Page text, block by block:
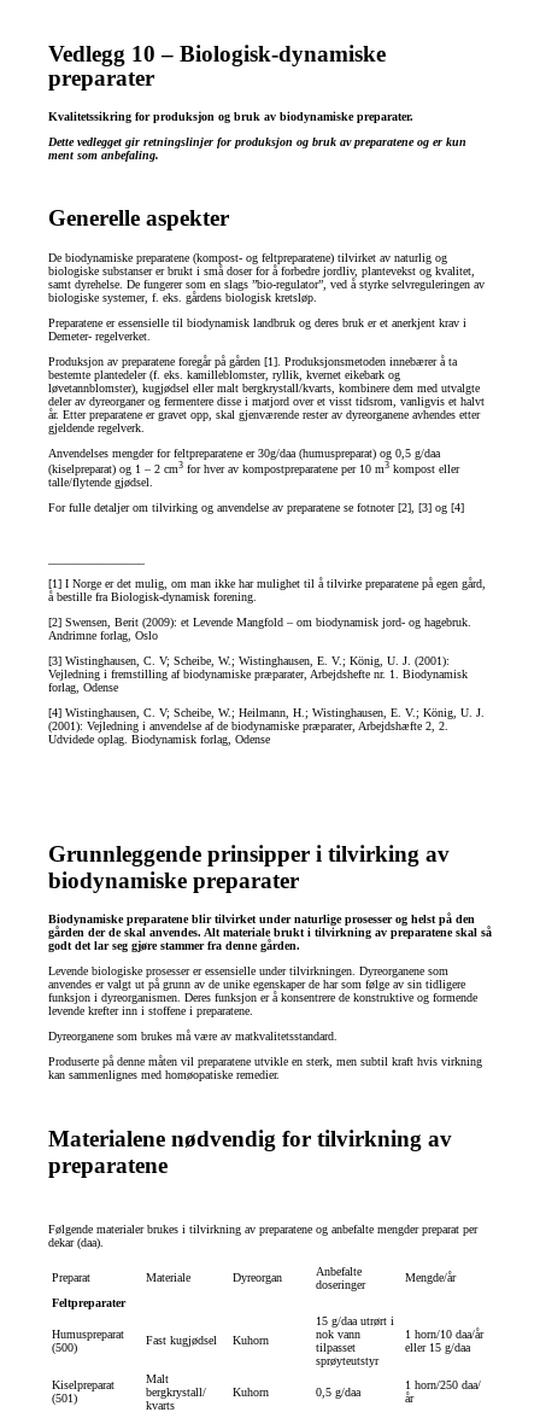
Vedlegg 10 – Biologisk-dynamiske
preparater
Kvalitetssikring for produksjon og bruk av biodynamiske preparater.
Dette vedlegget gir retningslinjer for produksjon og bruk av preparatene og er kun
ment som anbefaling.
Generelle aspekter
De biodynamiske preparatene (kompost- og feltpreparatene) tilvirket av naturlig og
biologiske substanser er brukt i små doser for å forbedre jordliv, plantevekst og kvalitet,
samt dyrehelse. De fungerer som en slags ”bio-regulator”, ved å styrke selvreguleringen av
biologiske systemer, f. eks. gårdens biologisk kretsløp.
Preparatene er essensielle til biodynamisk landbruk og deres bruk er et anerkjent krav i
Demeter- regelverket.
Produksjon av preparatene foregår på gården [1]. Produksjonsmetoden innebærer å ta
bestemte plantedeler (f. eks. kamilleblomster, ryllik, kvernet eikebark og
løvetannblomster), kugjødsel eller malt bergkrystall/kvarts, kombinere dem med utvalgte
deler av dyreorganer og fermentere disse i matjord over et visst tidsrom, vanligvis et halvt
år. Etter preparatene er gravet opp, skal gjenværende rester av dyreorganene avhendes etter
gjeldende regelverk.
Anvendelses mengder for feltpreparatene er 30g/daa (humuspreparat) og 0,5 g/daa
(kiselpreparat) og 1 – 2 cm3 for hver av kompostpreparatene per 10 m3 kompost eller
talle/flytende gjødsel.
For fulle detaljer om tilvirking og anvendelse av preparatene se fotnoter [2], [3] og [4]
[1] I Norge er det mulig, om man ikke har mulighet til å tilvirke preparatene på egen gård,
å bestille fra Biologisk-dynamisk forening.
[2] Swensen, Berit (2009): et Levende Mangfold – om biodynamisk jord- og hagebruk.
Andrimne forlag, Oslo
[3] Wistinghausen, C. V; Scheibe, W.; Wistinghausen, E. V.; König, U. J. (2001):
Vejledning i fremstilling af biodynamiske præparater, Arbejdshefte nr. 1. Biodynamisk
forlag, Odense
[4] Wistinghausen, C. V; Scheibe, W.; Heilmann, H.; Wistinghausen, E. V.; König, U. J.
(2001): Vejledning i anvendelse af de biodynamiske præparater, Arbejdshæfte 2, 2.
Udvidede oplag. Biodynamisk forlag, Odense
Grunnleggende prinsipper i tilvirking av
biodynamiske preparater
Biodynamiske preparatene blir tilvirket under naturlige prosesser og helst på den
gården der de skal anvendes. Alt materiale brukt i tilvirkning av preparatene skal så
godt det lar seg gjøre stammer fra denne gården.
Levende biologiske prosesser er essensielle under tilvirkningen. Dyreorganene som
anvendes er valgt ut på grunn av de unike egenskaper de har som følge av sin tidligere
funksjon i dyreorganismen. Deres funksjon er å konsentrere de konstruktive og formende
levende krefter inn i stoffene i preparatene.
Dyreorganene som brukes må være av matkvalitetsstandard.
Produserte på denne måten vil preparatene utvikle en sterk, men subtil kraft hvis virkning
kan sammenlignes med homøopatiske remedier.
Materialene nødvendig for tilvirkning av
preparatene
Følgende materialer brukes i tilvirkning av preparatene og anbefalte mengder preparat per
dekar (daa).
Preparat Materiale Dyreorgan
Anbefalte
doseringer
Mengde/år
Feltpreparater
Humuspreparat
(500)
Fast kugjødsel Kuhorn
15 g/daa utrørt i
nok vann
tilpasset
sprøyteutstyr
1 horn/10 daa/år
eller 15 g/daa
Kiselpreparat
(501)
Malt
bergkrystall/
kvarts
Kuhorn 0,5 g/daa
1 horn/250 daa/
år